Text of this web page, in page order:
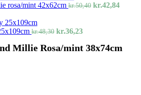
rosa/mint 42x62cm kr.50,40 Den
kr.42,84Den
kr.48,30 Den
pris
kr.36,23Den
pris
Millie Rosa/mint 38x74cm